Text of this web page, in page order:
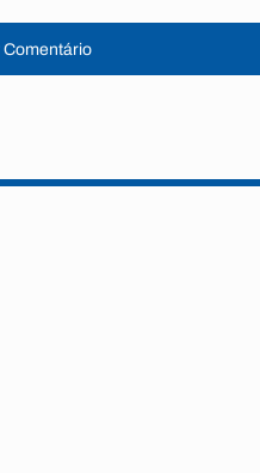
Comentário